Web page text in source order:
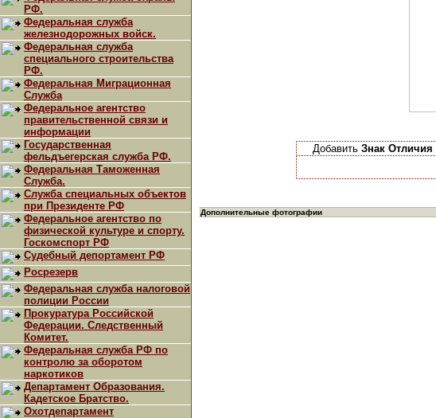
РФ.
Федеральная служба
железнодорожных войск.
Федеральная служба
специального строительства
РФ.
Федеральная Миграционная
Служба
Федеральное агентство
правительственной связи и
информации
Государственная
фельдъегерская служба РФ.
Федеральная Таможенная
Служба.
Служба специальных объектов
при Президенте РФ
Федеральное агентство по
физической культуре и спорту.
Госкомспорт РФ
Судебный депортамент РФ
Росрезерв
Федеральная служба налоговой
полиции России
Прокуратура Российской
Федерации. Следственный
Комитет.
Федеральная служба РФ по
контролю за оборотом
наркотиков
Департамент Образования.
Кадетское Братство.
Охотдепартамент
Добавить Знак Отличия
Дополнительные фотографии